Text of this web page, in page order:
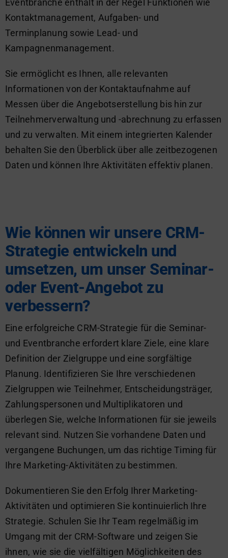
Eventbranche enthält in der Regel Funktionen wie
Kontaktmanagement, Aufgaben- und
Terminplanung sowie Lead- und
Kampagnenmanagement.
Sie ermöglicht es Ihnen, alle relevanten
Informationen von der Kontaktaufnahme auf
Messen über die Angebotserstellung bis hin zur
Teilnehmerverwaltung und -abrechnung zu erfassen
und zu verwalten. Mit einem integrierten Kalender
behalten Sie den Überblick über alle zeitbezogenen
Daten und können Ihre Aktivitäten effektiv planen.
Wie können wir unsere CRM-
Strategie entwickeln und
umsetzen, um unser Seminar-
oder Event-Angebot zu
verbessern?
Eine erfolgreiche CRM-Strategie für die Seminar-
und Eventbranche erfordert klare Ziele, eine klare
Definition der Zielgruppe und eine sorgfältige
Planung. Identifizieren Sie Ihre verschiedenen
Zielgruppen wie Teilnehmer, Entscheidungsträger,
Zahlungspersonen und Multiplikatoren und
überlegen Sie, welche Informationen für sie jeweils
relevant sind. Nutzen Sie vorhandene Daten und
vergangene Buchungen, um das richtige Timing für
Ihre Marketing-Aktivitäten zu bestimmen.
Dokumentieren Sie den Erfolg Ihrer Marketing-
Aktivitäten und optimieren Sie kontinuierlich Ihre
Strategie. Schulen Sie Ihr Team regelmäßig im
Umgang mit der CRM-Software und zeigen Sie
ihnen, wie sie die vielfältigen Möglichkeiten des